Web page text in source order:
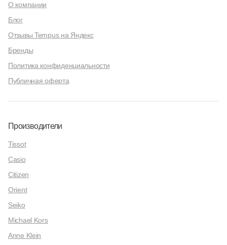
О компании
Блог
Отзывы Tempus на Яндекс
Бренды
Политика конфиденциальности
Публичная оферта
Производители
Tissot
Casio
Citizen
Orient
Seiko
Michael Kors
Anne Klein